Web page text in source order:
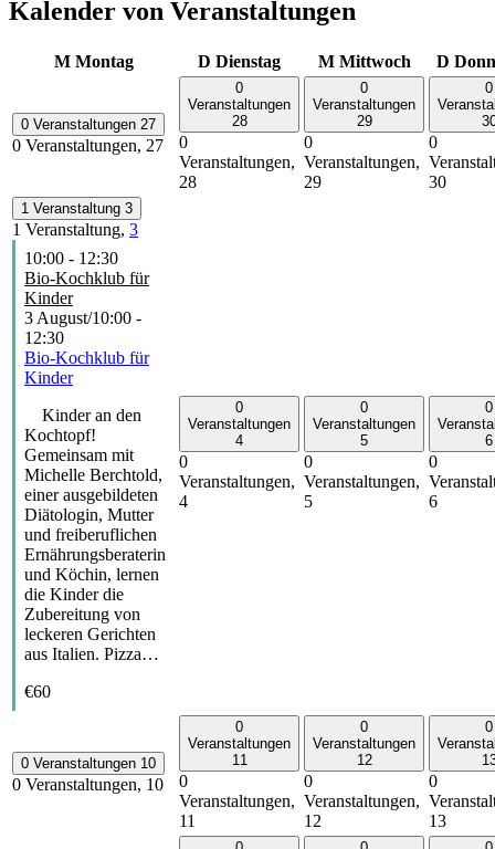
Kalender von Veranstaltungen
M Montag D Dienstag M Mittwoch D
0 Veranstaltungen 27
0 Veranstaltungen, 27
0
Veranstaltungen
28
0
Veranstaltungen,
28
0
Veranstaltungen
29
0
Veranstaltungen,
29
0
0
30
1 Veranstaltung 3
1 Veranstaltung, 3
10:00 - 12:30
Bio-Kochklub für
Kinder
3 August/10:00 -
12:30
Bio-Kochklub für
Kinder
Kinder an den
Kochtopf!
Gemeinsam mit
Michelle Berchtold,
einer ausgebildeten
Diätologin, Mutter
und freiberuflichen
Ernährungsberaterin
und Köchin, lernen
die Kinder die
Zubereitung von
leckeren Gerichten
aus Italien. Pizza…
€60
0
Veranstaltungen
4
0
Veranstaltungen,
4
0
Veranstaltungen
5
0
Veranstaltungen,
5
0
6
0
6
0 Veranstaltungen 10
0 Veranstaltungen, 10
0
Veranstaltungen
11
0
Veranstaltungen,
11
0
Veranstaltungen
12
0
Veranstaltungen,
12
0
0
13